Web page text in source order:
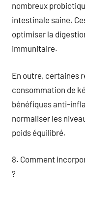
nombreux
intestinale saine.
optimiser la
immunitaire.
En outre, certaines
consommation de
bénéfiques anti-
normaliser les
poids équilibré.
8. Comment
?